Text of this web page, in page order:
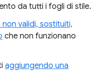
da tutti i fogli di stile.
non validi, sostituiti,
che non funzionano
aggiungendo una